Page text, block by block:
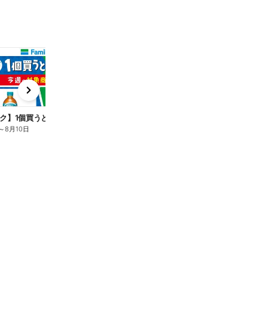
ク】1個買うと1個もらえる/麦茶
～8月10日
e
x
t